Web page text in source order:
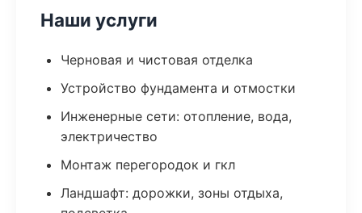
Наши услуги
Черновая и чистовая отделка
Устройство фундамента и отмостки
Инженерные сети: отопление, вода,
электричество
Монтаж перегородок и гкл
Ландшафт: дорожки, зоны отдыха,